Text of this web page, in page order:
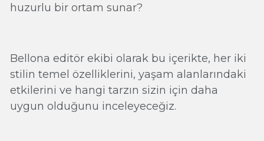
huzurlu bir ortam sunar?
Bellona editör ekibi olarak bu içerikte, her iki
stilin temel özelliklerini, yaşam alanlarındaki
etkilerini ve hangi tarzın sizin için daha
uygun olduğunu inceleyeceğiz.